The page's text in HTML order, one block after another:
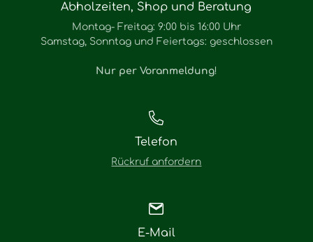
Abholzeiten, Shop und Beratung
Montag- Freitag: 9:00 bis 16:00 Uhr
Samstag, Sonntag und Feiertags: geschlossen
Nur per Voranmeldung!
Telefon
Rückruf anfordern
E-Mail